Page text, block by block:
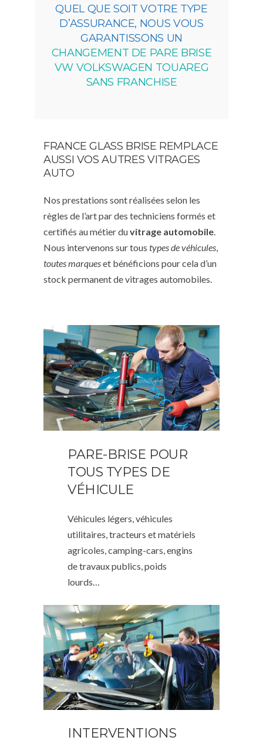
QUEL QUE SOIT VOTRE TYPE
D’ASSURANCE, NOUS VOUS
GARANTISSONS UN
CHANGEMENT DE PARE BRISE
VW VOLKSWAGEN TOUAREG
SANS FRANCHISE
FRANCE GLASS BRISE REMPLACE
AUSSI VOS AUTRES VITRAGES
AUTO
Nos prestations sont réalisées selon les
règles de l’art par des techniciens formés et
certifiés au métier duvitrage automobile
Nous intervenons sur tous types de véhicules
toutes marqueset bénéficions pour cela d’un
stock permanent de vitrages automobiles.
PARE-BRISE POUR
TOUS TYPES DE
VÉHICULE
Véhicules légers, véhicules
utilitaires, tracteurs et matériels
agricoles, camping-cars, engins
de travaux publics, poids
lourds…
INTERVENTIONS